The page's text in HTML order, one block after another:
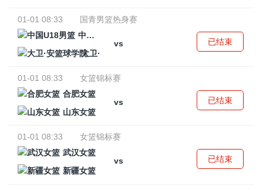
01-01 08:33
国青男篮热身赛
中国U18男篮
vs
大卫·安篮球学院
已结束
01-01 08:33
女篮锦标赛
合肥女篮
vs
山东女篮
已结束
01-01 08:33
女篮锦标赛
武汉女篮
vs
新疆女篮
已结束